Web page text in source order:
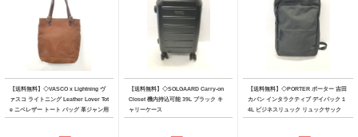
【送料無料】◇VASCO x Lightning ヴ
ァスコ ライトニング Leather Lover Tot
e ニベレザー トート バッグ 革ジャン用
トート
【送料無料】◇SOLGAARD Carry-on
Closet 機内持込可能 39L ブラック キ
ャリーケース
【送料無料】◇PORTER ポーター 吉田
カバン インタラクティブ デイパック 1
4L ビジネスリュック リュックサック